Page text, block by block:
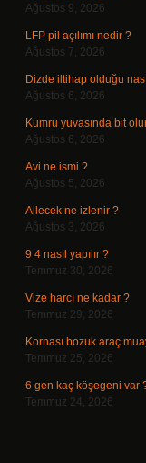
Ağustos 9, 2026
LFP pil açılımı nedir ?
Ağustos 7, 2026
Dizde iltihap olduğu
Ağustos 6, 2026
Kumru yuvasında bit
Ağustos 6, 2026
Avi ne ismi ?
Ağustos 5, 2026
Ailecek ne izlenir ?
Ağustos 3, 2026
9 4 nasıl yapılır ?
Temmuz 30, 2026
Vize harcı ne kadar ?
Temmuz 29, 2026
Kornası bozuk araç
Temmuz 25, 2026
6 gen kaç köşegeni var
Temmuz 24, 2026